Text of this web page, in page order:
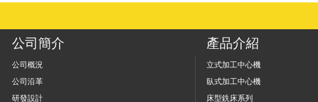
公司簡介
公司概況
公司沿革
研發設計
產品介紹
立式加工中心機
臥式加工中心機
床型銑床系列